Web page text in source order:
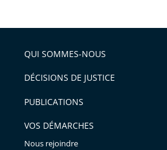
QUI SOMMES-NOUS
DÉCISIONS DE JUSTICE
PUBLICATIONS
VOS DÉMARCHES
Nous rejoindre